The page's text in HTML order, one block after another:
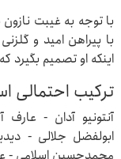
با توجه به غیبت
با پیراهن امید و
اینکه او تصمیم بگیرد
ترکیب احتمالی
آنتونیو آدان -
ابولفضل جلالی -